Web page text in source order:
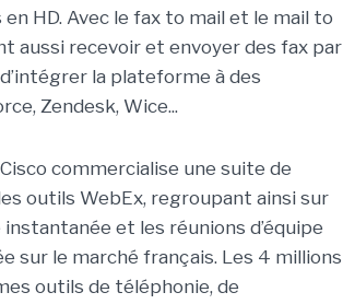
HD. Avec le fax to mail et le mail to
aussi recevoir et envoyer des fax par
la plateforme à des
Zendesk, Wice...
commercialise une suite de
outils WebEx, regroupant ainsi sur
et les réunions d’équipe
sur le marché français. Les 4 millions
outils de téléphonie, de